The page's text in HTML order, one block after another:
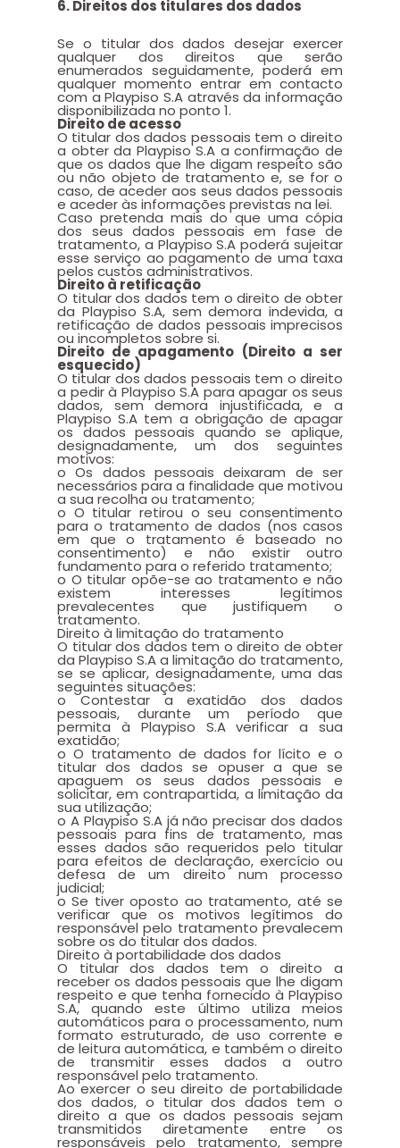
6. Direitos dos titulares dos dados
Se o titular dos dados desejar exercer
qualquer dos direitos que serão
enumerados seguidamente, poderá em
qualquer momento entrar em contacto
com a Playpiso S.A através da informação
disponibilizada no ponto 1.
Direito de acesso
O titular dos dados pessoais tem o direito
a obter da Playpiso S.A a confirmação de
que os dados que lhe digam respeito são
ou não objeto de tratamento e, se for o
caso, de aceder aos seus dados pessoais
e aceder às informações previstas na lei.
Caso pretenda mais do que uma cópia
dos seus dados pessoais em fase de
tratamento, a Playpiso S.A poderá sujeitar
esse serviço ao pagamento de uma taxa
pelos custos administrativos.
Direito à retificação
O titular dos dados tem o direito de obter
da Playpiso S.A, sem demora indevida, a
retificação de dados pessoais imprecisos
ou incompletos sobre si.
Direito de apagamento (Direito a ser
esquecido)
O titular dos dados pessoais tem o direito
a pedir à Playpiso S.A para apagar os seus
dados, sem demora injustificada, e a
Playpiso S.A tem a obrigação de apagar
os dados pessoais quando se aplique,
designadamente, um dos seguintes
motivos:
o Os dados pessoais deixaram de ser
necessários para a finalidade que motivou
a sua recolha ou tratamento;
o O titular retirou o seu consentimento
para o tratamento de dados (nos casos
em que o tratamento é baseado no
consentimento) e não existir outro
fundamento para o referido tratamento;
o O titular opõe-se ao tratamento e não
existem interesses legítimos
prevalecentes que justifiquem o
tratamento.
Direito à limitação do tratamento
O titular dos dados tem o direito de obter
da Playpiso S.A a limitação do tratamento,
se se aplicar, designadamente, uma das
seguintes situações:
o Contestar a exatidão dos dados
pessoais, durante um período que
permita à Playpiso S.A verificar a sua
exatidão;
o O tratamento de dados for lícito e o
titular dos dados se opuser a que se
apaguem os seus dados pessoais e
solicitar, em contrapartida, a limitação da
sua utilização;
o A Playpiso S.A já não precisar dos dados
pessoais para fins de tratamento, mas
esses dados são requeridos pelo titular
para efeitos de declaração, exercício ou
defesa de um direito num processo
judicial;
o Se tiver oposto ao tratamento, até se
verificar que os motivos legítimos do
responsável pelo tratamento prevalecem
sobre os do titular dos dados.
Direito à portabilidade dos dados
O titular dos dados tem o direito a
receber os dados pessoais que lhe digam
respeito e que tenha fornecido à Playpiso
S.A, quando este último utiliza meios
automáticos para o processamento, num
formato estruturado, de uso corrente e
de leitura automática, e também o direito
de transmitir esses dados a outro
responsável pelo tratamento.
Ao exercer o seu direito de portabilidade
dos dados, o titular dos dados tem o
direito a que os dados pessoais sejam
transmitidos diretamente entre os
responsáveis pelo tratamento, sempre